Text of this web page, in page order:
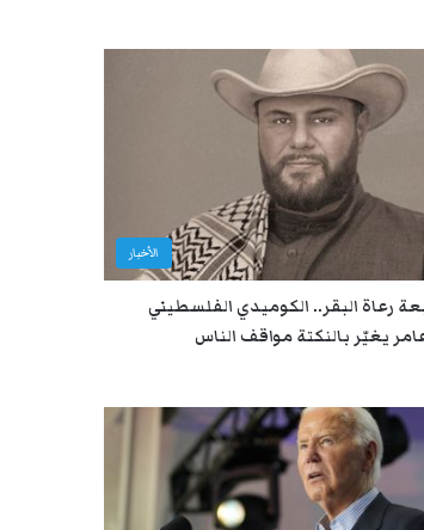
الأخبار
رعاة البقر.. الكوميدي الفلسطيني
يغيّر بالنكتة مواقف الناس